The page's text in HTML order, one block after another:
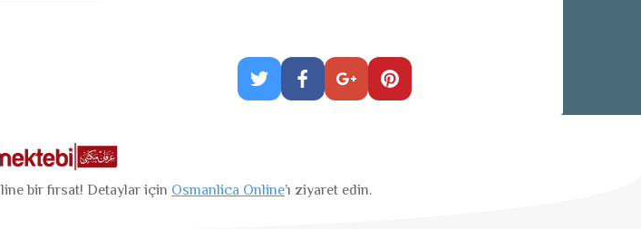
bir fırsat! Detaylar içinOsmanlica Online’ı ziyaret edin.